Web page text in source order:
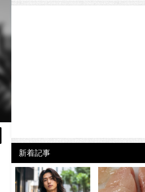
新着記事